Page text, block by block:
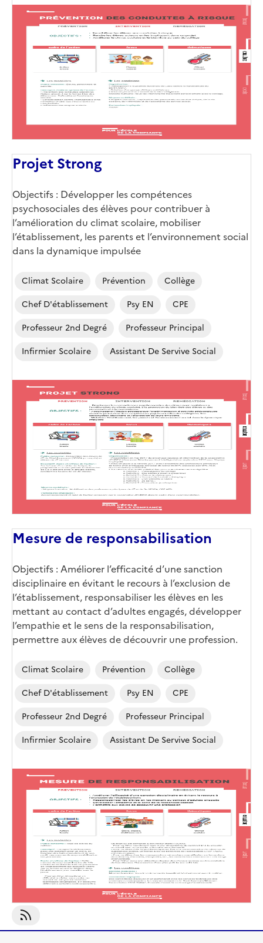
Projet Strong
Objectifs : Développer les compétences
psychosociales des élèves pour contribuer à
l’amélioration du climat scolaire, mobiliser
l’établissement, les parents et l’environnement social
dans la dynamique impulsée
Climat Scolaire Prévention
Collège
Chef D'établissement
Psy EN
CPE
Professeur 2nd Degré
Professeur Principal
Infirmier Scolaire
Assistant De Servive Social
Mesure de responsabilisation
Objectifs : Améliorer l’efficacité d’une sanction
disciplinaire en évitant le recours à l’exclusion de
l’établissement, responsabiliser les élèves en les
mettant au contact d’adultes engagés, développer
l’empathie et le sens de la responsabilisation,
permettre aux élèves de découvrir une profession.
Climat Scolaire Prévention
Collège
Chef D'établissement
Psy EN
CPE
Professeur 2nd Degré
Professeur Principal
Infirmier Scolaire
Assistant De Servive Social
S'abonner À Assistant De Servive Social